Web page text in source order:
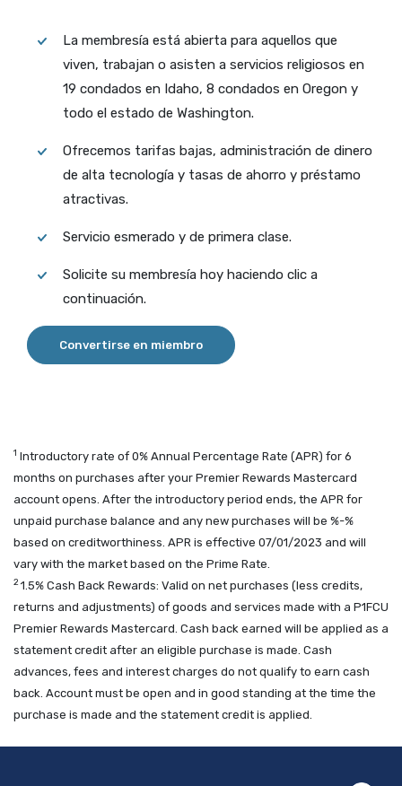
La membresía está abierta para aquellos que
viven, trabajan o asisten a servicios religiosos en
19 condados en Idaho, 8 condados en Oregon y
todo el estado de Washington.
Ofrecemos tarifas bajas, administración de dinero
de alta tecnología y tasas de ahorro y préstamo
atractivas.
Servicio esmerado y de primera clase.
Solicite su membresía hoy haciendo clic a
continuación.
Convertirse en miembro
1 Introductory rate of 0% Annual Percentage Rate (APR) for 6
months on purchases after your Premier Rewards Mastercard
account opens. After the introductory period ends, the APR for
unpaid purchase balance and any new purchases will be %-%
based on creditworthiness. APR is effective 07/01/2023 and will
vary with the market based on the Prime Rate.
21.5% Cash Back Rewards: Valid on net purchases (less credits,
returns and adjustments) of goods and services made with a P1FCU
Premier Rewards Mastercard. Cash back earned will be applied as a
statement credit after an eligible purchase is made. Cash
advances, fees and interest charges do not qualify to earn cash
back. Account must be open and in good standing at the time the
purchase is made and the statement credit is applied.